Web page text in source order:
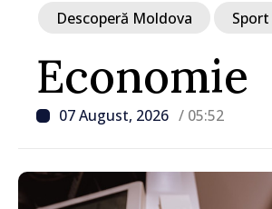
Economie
07 August, 2026 / 05:52
Descoperă Moldova Sport